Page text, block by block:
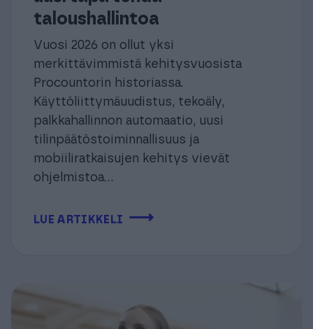
taloushallintoa
Vuosi 2026 on ollut yksi
merkittävimmistä kehitysvuosista
Procountorin historiassa.
Käyttöliittymäuudistus, tekoäly,
palkkahallinnon automaatio, uusi
tilinpäätöstoiminnallisuus ja
mobiiliratkaisujen kehitys vievät
ohjelmistoa...
LUE ARTIKKELI ⟶